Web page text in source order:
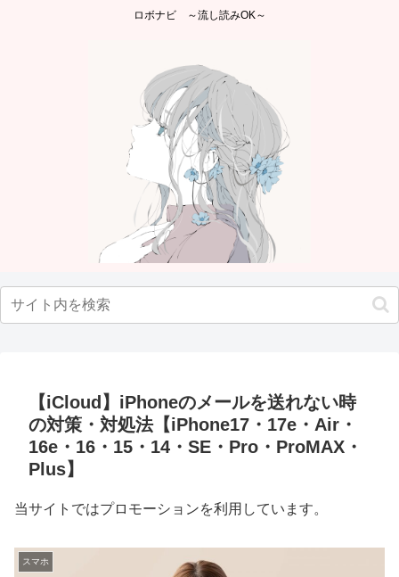
ロボナビ ～流し読みOK～
【iCloud】iPhoneのメールを送れない時
の対策・対処法【iPhone17・17e・Air・
16e・16・15・14・SE・Pro・ProMAX・
Plus】
当サイトではプロモーションを利用しています。
スマホ